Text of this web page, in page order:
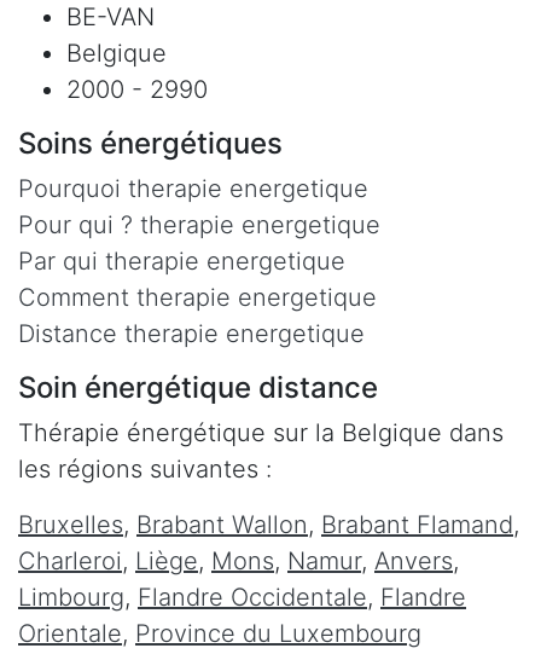
BE-VAN
Belgique
2000 - 2990
Soins énergétiques
Pourquoi therapie energetique
Pour qui ? therapie energetique
Par qui therapie energetique
Comment therapie energetique
Distance therapie energetique
Soin énergétique distance
Thérapie énergétique sur la Belgique dans
les régions suivantes :
Bruxelles, Brabant Wallon, Brabant Flamand,
Charleroi, Liège, Mons, Namur, Anvers,
Limbourg, Flandre Occidentale, Flandre
Orientale, Province du Luxembourg